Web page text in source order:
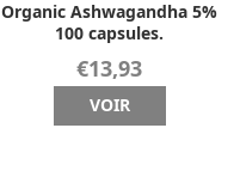
Organic Ashwagandha 5%
100 capsules.
€13,93
VOIR